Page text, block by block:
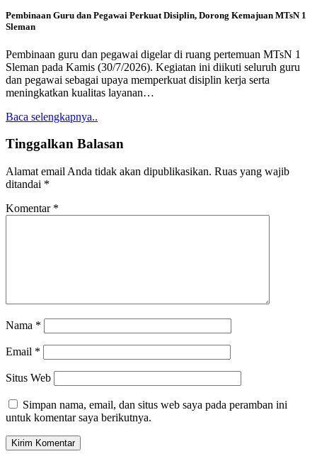
Pembinaan Guru dan Pegawai Perkuat Disiplin, Dorong Kemajuan MTsN 1
Sleman
Pembinaan guru dan pegawai digelar di ruang pertemuan MTsN 1
Sleman pada Kamis (30/7/2026). Kegiatan ini diikuti seluruh guru
dan pegawai sebagai upaya memperkuat disiplin kerja serta
meningkatkan kualitas layanan…
Baca selengkapnya..
Tinggalkan Balasan
Alamat email Anda tidak akan dipublikasikan. Ruas yang wajib
ditandai *
Komentar *
Nama *
Email *
Situs Web
Simpan nama, email, dan situs web saya pada peramban ini
untuk komentar saya berikutnya.